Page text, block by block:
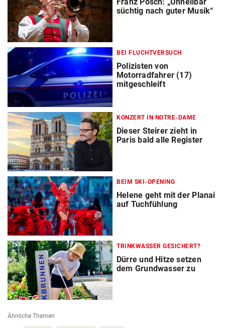
Franz Posch: „Unheilbar
süchtig nach guter Musik“
BEI FLUCHTVERSUCH
Polizisten von
Motorradfahrer (17)
mitgeschleift
KONZERT IN NOTRE-DAME
Dieser Steirer zieht in
Paris bald alle Register
BEIM SKI-OPENING
Helene geht mit der Planai
auf Tuchfühlung
TRINKWASSER GESICHERT?
Dürre und Hitze setzen
dem Grundwasser zu
Ähnliche Themen